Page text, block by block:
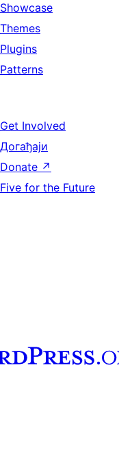
Showcase
Themes
Plugins
Patterns
Get Involved
Догађаји
Donate ↗
Five for the Future